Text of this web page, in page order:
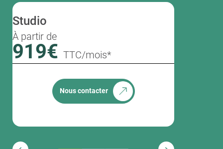
Studio
À partir de
919€ TTC/mois*
Nous contacter